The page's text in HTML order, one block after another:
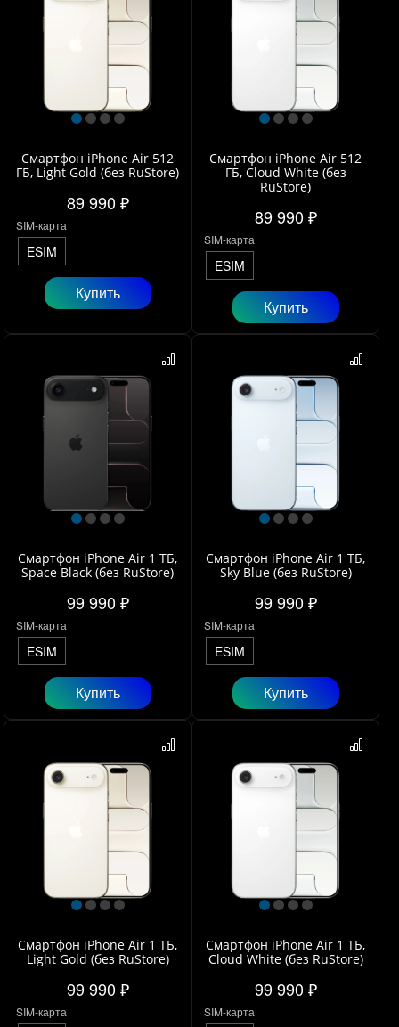
Смартфон iPhone Air 512
ГБ, Light Gold (без RuStore)
89 990 ₽
SIM-карта
ESIM
Купить
Смартфон iPhone Air 512
ГБ, Cloud White (без
RuStore)
89 990 ₽
SIM-карта
ESIM
Купить
Смартфон iPhone Air 1 ТБ,
Space Black (без RuStore)
99 990 ₽
SIM-карта
ESIM
Купить
Смартфон iPhone Air 1 ТБ,
Sky Blue (без RuStore)
99 990 ₽
SIM-карта
ESIM
Купить
Смартфон iPhone Air 1 ТБ,
Light Gold (без RuStore)
99 990 ₽
SIM-карта
Смартфон iPhone Air 1 ТБ,
Cloud White (без RuStore)
99 990 ₽
SIM-карта